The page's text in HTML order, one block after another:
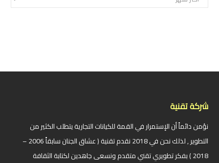
شركة تقنية
نؤمن دائماً أن الإستمرار في القمة للكيانات التجارية يتطلب الكثير من
التطوير , لذلك نحن في 2018 نقدم تقنية ( عشاق الجنان سابقاً 2006 –
2018 ) بفكر تطويري تقني متقدم ونسعى جاهدين لكتابة الثقافة